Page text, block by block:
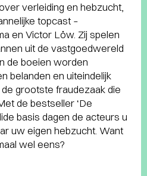
verleiding en hebzucht,
topcast –
en Victor Löw. Zij spelen
uit de vastgoedwereld
de boeien worden
belanden en uiteindelijk
grootste fraudezaak die
de bestseller ‘De
basis dagen de acteurs u
uw eigen hebzucht. Want
wel eens?